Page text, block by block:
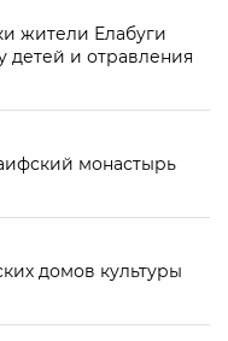
жители Елабуги
детей и отравления
монастырь
домов культуры